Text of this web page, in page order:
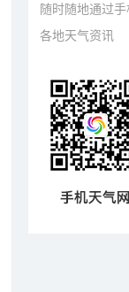
随时随地通过
各地天气资讯